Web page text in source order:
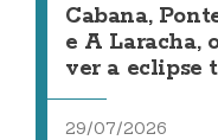
Cabana,
e A Laracha,
ver a eclipse
29/07/2026